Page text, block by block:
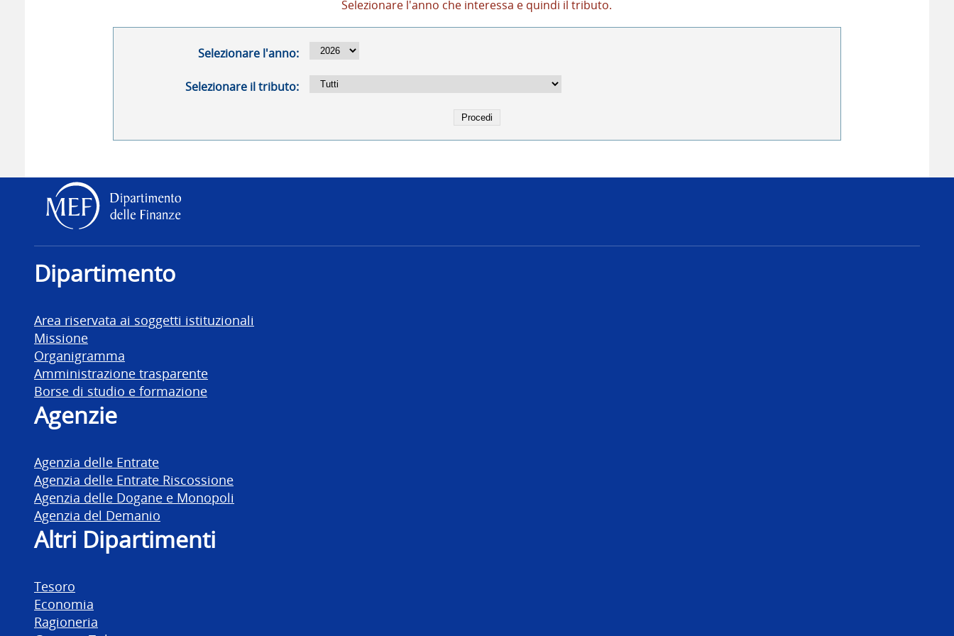
Selezionare l'anno che interessa e quindi il tributo.
Selezionare l'anno:
Selezionare il tributo:
Dipartimento delle Finanze
Dipartimento
Area riservata ai soggetti istituzionali
Missione
Organigramma
Amministrazione trasparente
Borse di studio e formazione
Agenzie
Agenzia delle Entrate
Agenzia delle Entrate Riscossione
Agenzia delle Dogane e Monopoli
Agenzia del Demanio
Altri Dipartimenti
Tesoro
Economia
Ragioneria